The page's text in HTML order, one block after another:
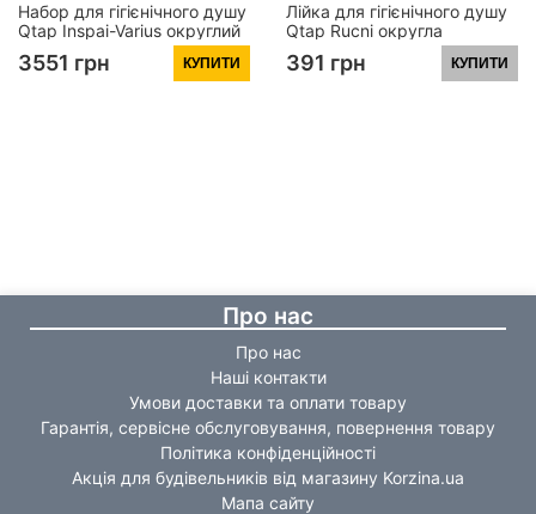
Набор для гігієнічного душу
Qtap Inspai-Varius округлий
QTINSVARCRMV00440501
Chrome
3551 грн КУПИТИ
Лійка для гігієнічного душу
Qtap Rucni округла
QTCRMA120 Chrome (Bidet)
391 грн КУПИТИ
Про нас
Про нас
Наші контакти
Умови доставки та оплати товару
Гарантія, сервісне обслуговування, повернення товару
Політика конфіденційності
Акція для будівельників від магазину Korzina.ua
Мапа сайту